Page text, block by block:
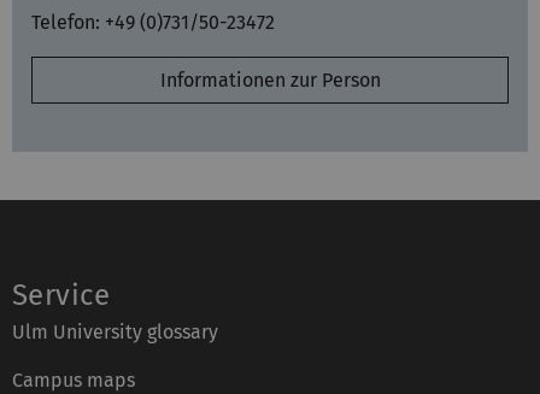
Telefon: +49 (0)731/50-23472
Informationen zur Person
Service
Ulm University glossary
Campus maps